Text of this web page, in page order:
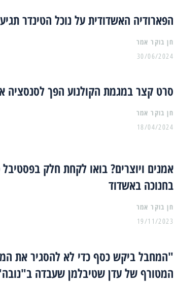
הפארודיה האשדודית על נוכל הטינדר
30/06/2024
סרט קצר במגמת הקולנוע הפך לסנסציה
18/04/2024
אמנים ויוצרים? בואו לקחת חלק בפסטיבל
בחנוכה באשדוד
19/11/2023
"המחבל ביקש כסף כדי לא להסגיר את
המטורף של עדן שטיבלמן שעבדה